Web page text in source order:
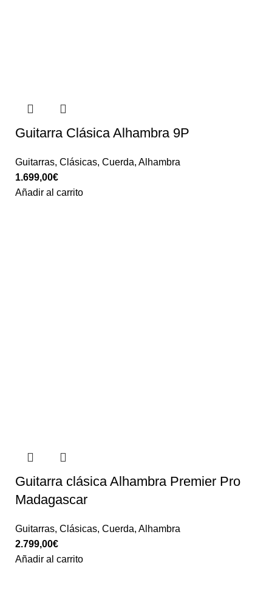
Guitarra Clásica Alhambra 9P
Guitarras,Clásicas,Cuerda,Alhambra
1.699,00€
Añadir al carrito
Guitarra clásica Alhambra Premier Pro
Madagascar
Guitarras,Clásicas,Cuerda,Alhambra
2.799,00€
Añadir al carrito